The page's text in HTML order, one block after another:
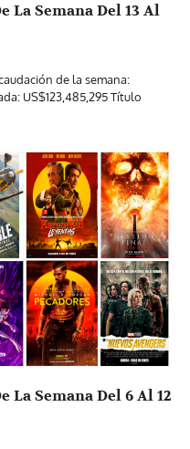
La Semana Del 13 Al
de la semana:
US$123,485,295 Título
La Semana Del 6 Al 12